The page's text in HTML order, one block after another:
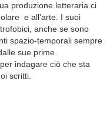
produzione letteraria ci
e all'arte. I suoi
anche se sono
spazio-temporali sempre
sue prime
indagare ciò che sta
scritti.